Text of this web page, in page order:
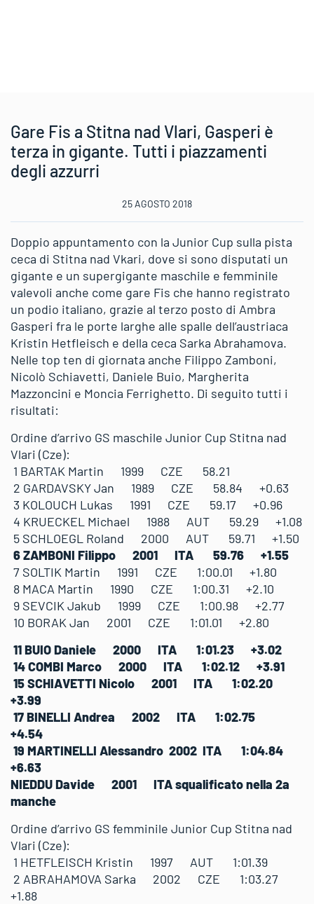
Gare Fis a Stitna nad Vlari, Gasperi è
terza in gigante. Tutti i piazzamenti
degli azzurri
25 AGOSTO 2018
Doppio appuntamento con la Junior Cup sulla pista
ceca di Stitna nad Vkari, dove si sono disputati un
gigante e un supergigante maschile e femminile
valevoli anche come gare Fis che hanno registrato
un podio italiano, grazie al terzo posto di Ambra
Gasperi fra le porte larghe alle spalle dell’austriaca
Kristin Hetfleisch e della ceca Sarka Abrahamova.
Nelle top ten di giornata anche Filippo Zamboni,
Nicolò Schiavetti, Daniele Buio, Margherita
Mazzoncini e Moncia Ferrighetto. Di seguito tutti i
risultati:
Ordine d’arrivo GS maschile Junior Cup Stitna nad
Vlari (Cze):
1 BARTAK Martin 1999 CZE 58.21
2 GARDAVSKY Jan 1989 CZE 58.84 +0.63
3 KOLOUCH Lukas 1991 CZE 59.17 +0.96
4 KRUECKEL Michael 1988 AUT 59.29 +1.08
5 SCHLOEGL Roland 2000 AUT 59.71 +1.50
6 ZAMBONI Filippo 2001 ITA 59.76 +1.55
7 SOLTIK Martin 1991 CZE 1:00.01 +1.80
8 MACA Martin 1990 CZE 1:00.31 +2.10
9 SEVCIK Jakub 1999 CZE 1:00.98 +2.77
10 BORAK Jan 2001 CZE 1:01.01 +2.80
11 BUIO Daniele 2000 ITA 1:01.23 +3.02
14 COMBI Marco 2000 ITA 1:02.12 +3.91
15 SCHIAVETTI Nicolo 2001 ITA 1:02.20
+3.99
17 BINELLI Andrea 2002 ITA 1:02.75
+4.54
19 MARTINELLI Alessandro 2002 ITA 1:04.84
+6.63
NIEDDU Davide 2001 ITA squalificato nella 2a
manche
Ordine d’arrivo GS femminile Junior Cup Stitna nad
Vlari (Cze):
1 HETFLEISCH Kristin 1997 AUT 1:01.39
2 ABRAHAMOVA Sarka 2002 CZE 1:03.27
+1.88